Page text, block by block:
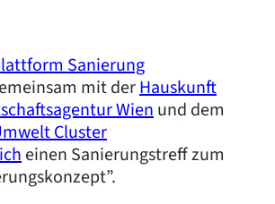
Sanierung
mit derHauskunft
Wienund dem
Cluster
einen Sanierungstreff zum